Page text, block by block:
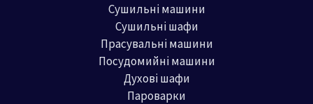
Сушильні машини
Сушильні шафи
Прасувальні машини
Посудомийні машини
Духові шафи
Пароварки